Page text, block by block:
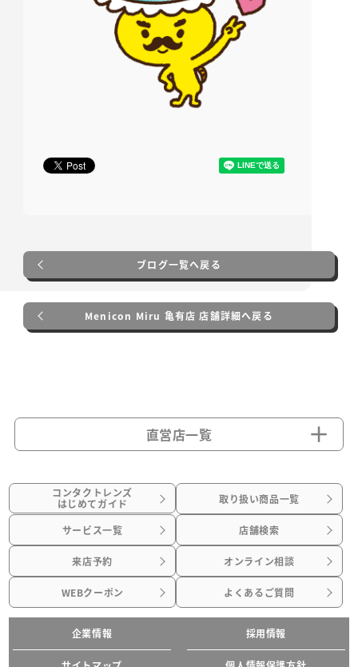
ブログ一覧へ戻る
Menicon Miru 亀有店 店舗詳細へ戻る
直営店一覧
コンタクトレンズ
はじめてガイド 取り扱い商品一覧
サービス一覧 店舗検索
来店予約 オンライン相談
WEBクーポン よくあるご質問
企業情報 採用情報